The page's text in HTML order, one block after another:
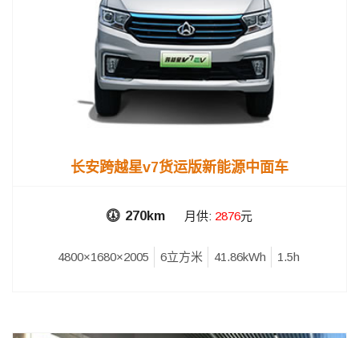
长安跨越星v7货运版新能源中面车
270km 月供: 2876元
4800×1680×2005 6立方米 41.86kWh 1.5h